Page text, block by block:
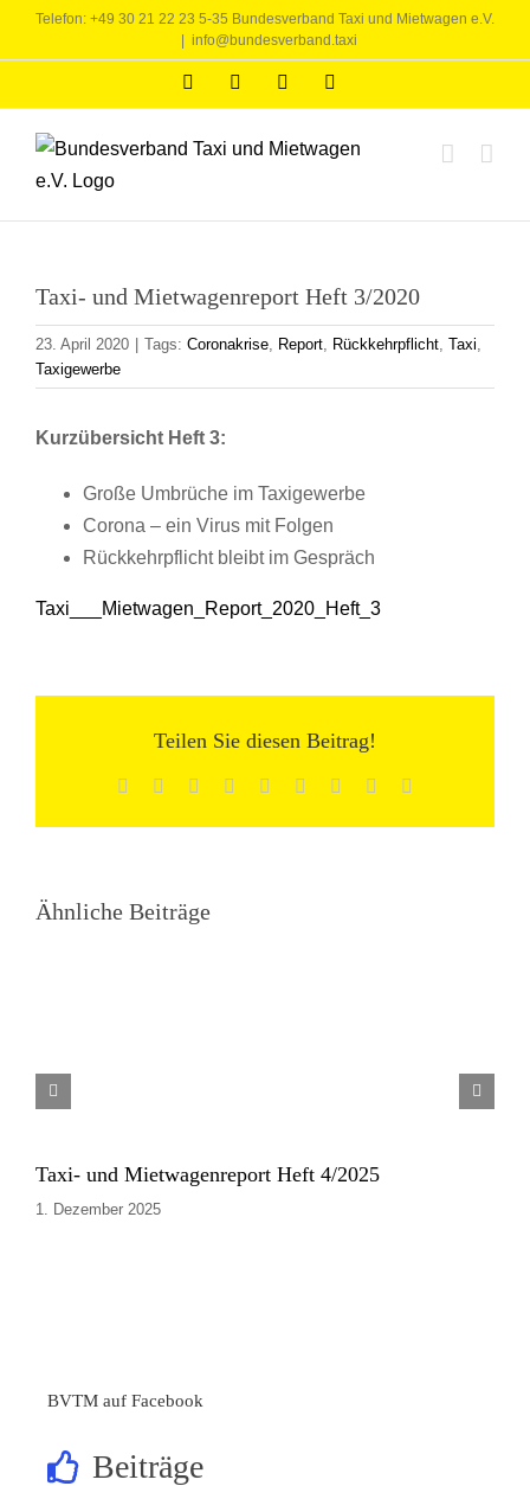
ZumTelefon: +49 30 21 22 23 5-35 Bundesverband Taxi und Mietwagen e.V.
info@bundesverband.taxi
FacebookLinkedInYouTube
Taxi- und Mietwagenreport Heft 3/2020
23. April 2020 Tags: Coronakrise, Report, Rückkehrpflicht, Taxi,
Taxigewerbe
Kurzübersicht Heft 3:
Große Umbrüche im Taxigewerbe
Corona – ein Virus mit Folgen
Rückkehrpflicht bleibt im Gespräch
Taxi___Mietwagen_Report_2020_Heft_3
Teilen Sie diesen Beitrag!
Facebook Reddit LinkedInWhatsApp
TumblrPinterest
Ähnliche Beiträge
Taxi- und Mietwagenreport Heft 4/2025
1. Dezember 2025
BVTM auf Facebook
Beiträge